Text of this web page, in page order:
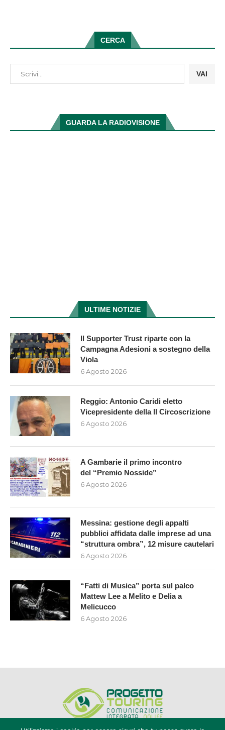
CERCA
VAI
GUARDA LA RADIOVISIONE
ULTIME NOTIZIE
Il Supporter Trust riparte con la
Campagna Adesioni a sostegno della
Viola
6 Agosto 2026
Reggio: Antonio Caridi eletto
Vicepresidente della II Circoscrizione
6 Agosto 2026
A Gambarie il primo incontro
del “Premio Nosside”
6 Agosto 2026
Messina: gestione degli appalti
pubblici affidata dalle imprese ad una
“struttura ombra”, 12 misure cautelari
6 Agosto 2026
“Fatti di Musica” porta sul palco
Mattew Lee a Melito e Delia a
Melicucco
6 Agosto 2026